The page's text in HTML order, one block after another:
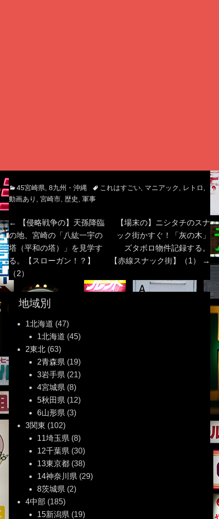
Categories
45宮崎県 8九州・沖縄 Tagsこれはすごい, マニアック レトロ
動画あり
宮崎市, 歴史 軍事
投
稿
ナ
ビ
ゲ
シ
ョ
ン
←
Previous
post:
【侵略戦争の】天孫降臨
の地、宮崎の「八紘一宇の
塔（平和の塔）」を見学す
る。【スローガン！？】
（2）
Next
post:
【場末の】ニシタチのスナ
ック街かすぐ！「灰の木」
ズタボロ物件記録する。
【赤線スナック街】（1）
→
地域別
1北海道 (47)
1北海道 (45)
2東北(63)
2青森県 (19)
3岩手県 (21)
4宮城県 (8)
5秋田県 (12)
6山形県 (3)
3関東 (102)
11埼玉県 (8)
12千葉県 (30)
13東京都(38)
14神奈川県 (29)
8茨城県 (2)
4中部 (185)
15新潟県 (19)